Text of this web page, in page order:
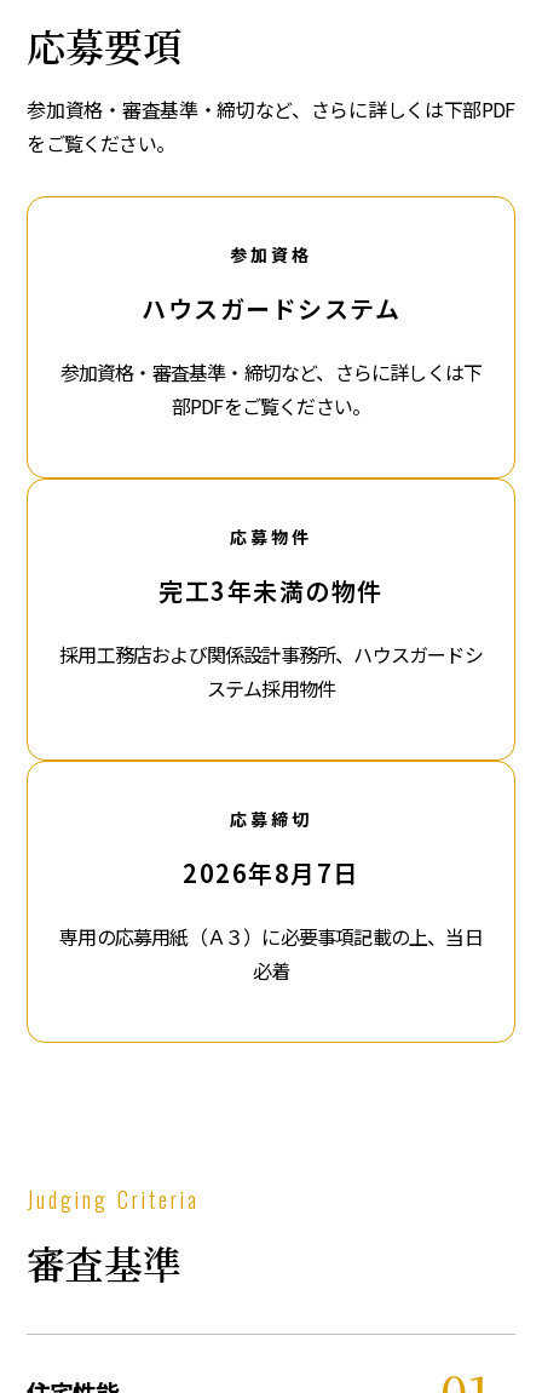
応募要項
参加資格・審査基準・締切など、さらに詳しくは下部PDF
をご覧ください。
参加資格
ハウスガードシステム
参加資格・審査基準・締切など、さらに詳しくは下
部PDFをご覧ください。
応募物件
完工3年未満の物件
採用工務店および関係設計事務所、ハウスガードシ
ステム採用物件
応募締切
2026年8月7日
専用の応募用紙（Ａ３）に必要事項記載の上、当日
必着
Judging Criteria
審査基準